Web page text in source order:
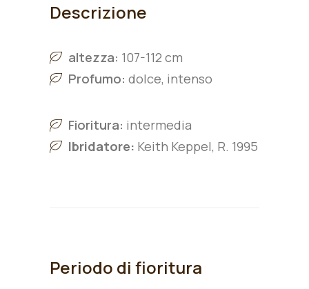
Descrizione
altezza: 107-112 cm
Profumo: dolce, intenso
Fioritura: intermedia
Ibridatore: Keith Keppel, R. 1995
Periodo di fioritura